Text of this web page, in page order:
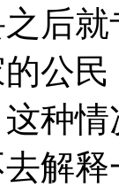
后
公
种
解